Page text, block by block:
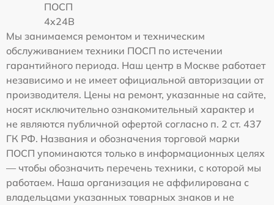
ПОСП
4x24B
Мы занимаемся ремонтом и техническим
обслуживанием техники ПОСП по истечении
гарантийного периода. Наш центр в Москве работает
независимо и не имеет официальной авторизации от
производителя. Цены на ремонт, указанные на сайте,
носят исключительно ознакомительный характер и
не являются публичной офертой согласно п. 2 ст. 437
ГК РФ. Названия и обозначения торговой марки
ПОСП упоминаются только в информационных целях
— чтобы обозначить перечень техники, с которой мы
работаем. Наша организация не аффилирована с
владельцами указанных товарных знаков и не